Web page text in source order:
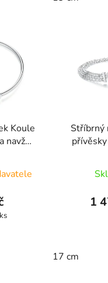
Koule
navždy
Stříbrný
1
17 cm